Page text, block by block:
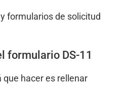
formulario DS-11
hacer es rellenar